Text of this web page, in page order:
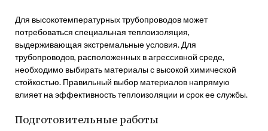
Для высокотемпературных трубопроводов может
потребоваться специальная теплоизоляция,
выдерживающая экстремальные условия. Для
трубопроводов, расположенных в агрессивной среде,
необходимо выбирать материалы с высокой химической
стойкостью. Правильный выбор материалов напрямую
влияет на эффективность теплоизоляции и срок ее службы.
Подготовительные работы